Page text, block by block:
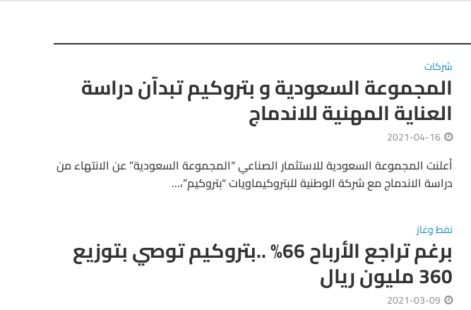
شركات
المجموعة السعودية و بتروكيم تبدآن دراسة
العناية المهنية للاندماج
2021-04-16
أعلنت المجموعة السعودية للاستثمار الصناعي “المجموعة السعودية” عن الانتهاء من
دراسة الاندماج مع شركة الوطنية للبتروكيماويات “بتروكيم”،...
نفط وغاز
برغم تراجع الأرباح 66% ..بتروكيم توصي بتوزيع
360 مليون ريال
2021-03-09